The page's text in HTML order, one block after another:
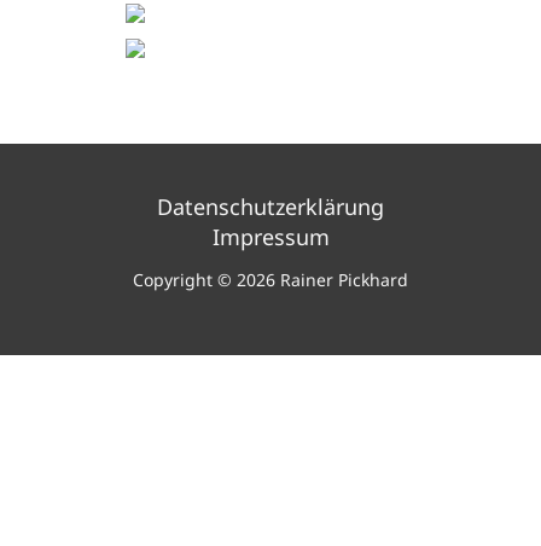
Datenschutzerklärung
Impressum
Copyright © 2026 Rainer Pickhard